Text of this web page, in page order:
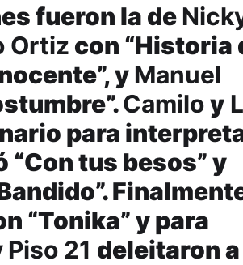
fueron la de
Ortiz con “Historia
yManuel
Camiloy
para
“Con tus besos” y
“Tonika” y para
Piso 21 deleitaron